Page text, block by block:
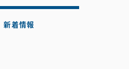
新着情報